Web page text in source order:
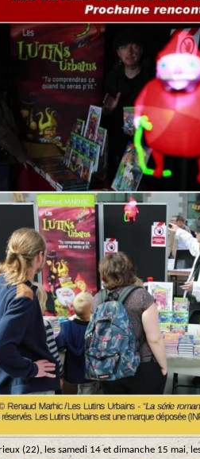
(22), les samedi 14 et dimanche 15 mai,